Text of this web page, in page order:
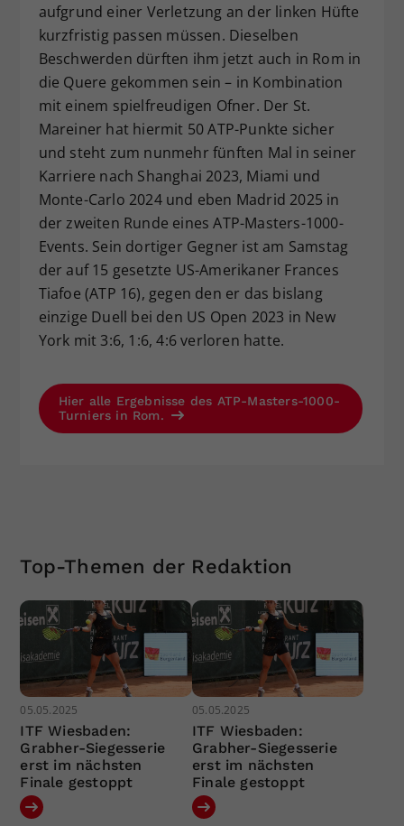
aufgrund einer Verletzung an der linken Hüfte
kurzfristig passen müssen. Dieselben
Beschwerden dürften ihm jetzt auch in Rom in
die Quere gekommen sein – in Kombination
mit einem spielfreudigen Ofner. Der St.
Mareiner hat hiermit 50 ATP-Punkte sicher
und steht zum nunmehr fünften Mal in seiner
Karriere nach Shanghai 2023, Miami und
Monte-Carlo 2024 und eben Madrid 2025 in
der zweiten Runde eines ATP-Masters-1000-
Events. Sein dortiger Gegner ist am Samstag
der auf 15 gesetzte US-Amerikaner Frances
Tiafoe (ATP 16), gegen den er das bislang
einzige Duell bei den US Open 2023 in New
York mit 3:6, 1:6, 4:6 verloren hatte.
Hier alle Ergebnisse des ATP-Masters-1000-
Turniers in Rom.
Top-Themen der Redaktion
05.05.2025
ITF Wiesbaden:
Grabher-Siegesserie
erst im nächsten
Finale gestoppt
05.05.2025
ITF Wiesbaden:
Grabher-Siegesserie
erst im nächsten
Finale gestoppt